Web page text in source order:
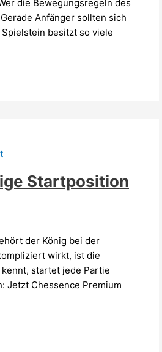
die Bewegungsregeln des
Anfänger sollten sich
besitzt so viele
Startposition
der König bei der
wirkt, ist die
startet jede Partie
Jetzt Chessence Premium